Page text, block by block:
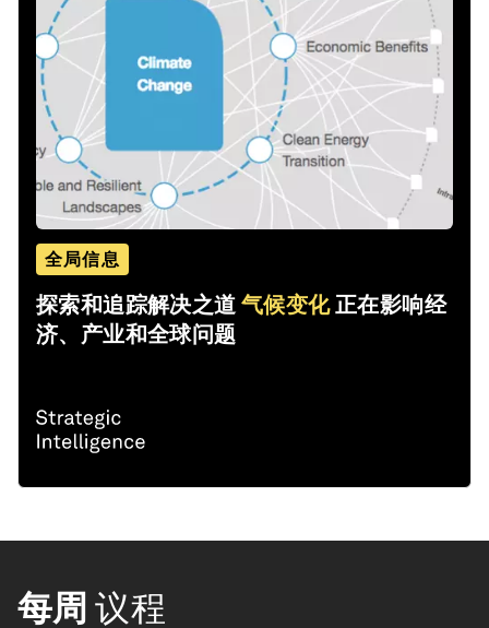
全局信息
探索和追踪解决之道气候变化正在影响经
济、产业和全球问题
每周 议程